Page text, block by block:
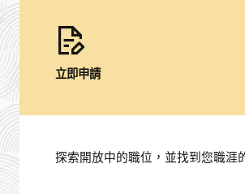
立即申請
探索開放中的職位，並找到您職涯